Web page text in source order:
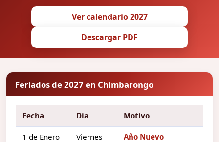
Ver calendario 2027
Descargar PDF
Feriados de 2027 en Chimbarongo
Fecha Dia Motivo
1 de Enero Viernes Año Nuevo